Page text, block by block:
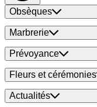
Obsèques
Marbrerie
Prévoyance
Fleurs et cérémonies
Actualités